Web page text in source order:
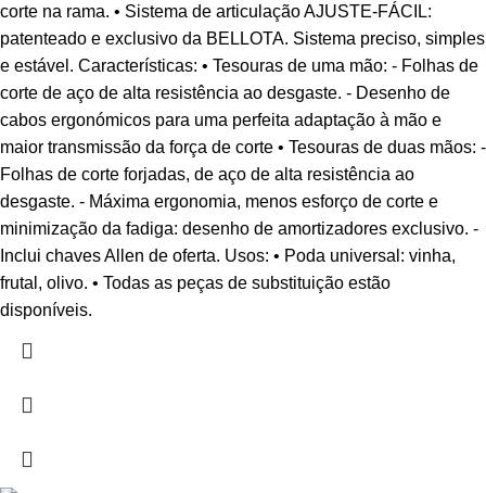
corte na rama. • Sistema de articulação AJUSTE-FÁCIL:
patenteado e exclusivo da BELLOTA. Sistema preciso, simples
e estável. Características: • Tesouras de uma mão: - Folhas de
corte de aço de alta resistência ao desgaste. - Desenho de
cabos ergonómicos para uma perfeita adaptação à mão e
maior transmissão da força de corte • Tesouras de duas mãos: -
Folhas de corte forjadas, de aço de alta resistência ao
desgaste. - Máxima ergonomia, menos esforço de corte e
minimização da fadiga: desenho de amortizadores exclusivo. -
Inclui chaves Allen de oferta. Usos: • Poda universal: vinha,
frutal, olivo. • Todas as peças de substituição estão
disponíveis.